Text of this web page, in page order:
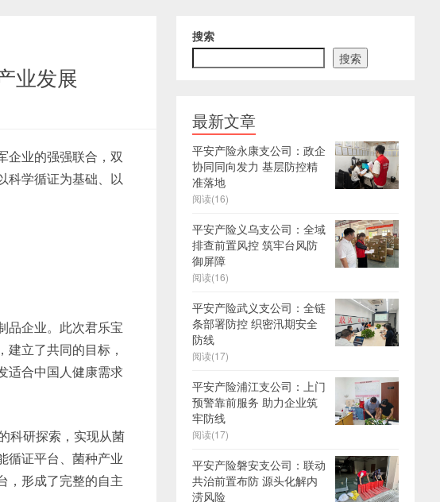
业发展
企业的强强联合，双
科学循证为基础、以
品企业。此次君乐宝
立了共同的目标，
适合中国人健康需求
科研探索，实现从菌
循证平台、菌种产业
，形成了完整的自主
搜索
搜索
最新文章
平安产险永康支公司：政企
协同同向发力 基层防控精
准落地
阅读(16)
平安产险义乌支公司：全域
排查前置风控 筑牢台风防
御屏障
阅读(16)
平安产险武义支公司：全链
条部署防控 织密汛期安全
防线
阅读(17)
平安产险浦江支公司：上门
预警靠前服务 助力企业筑
牢防线
阅读(17)
平安产险磐安支公司：联动
共治前置布防 源头化解内
涝风险